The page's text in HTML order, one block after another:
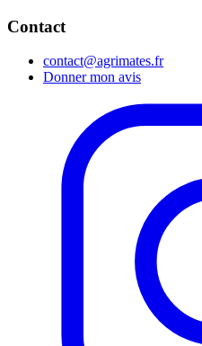
Contact
contact@agrimates.fr
Donner mon avis